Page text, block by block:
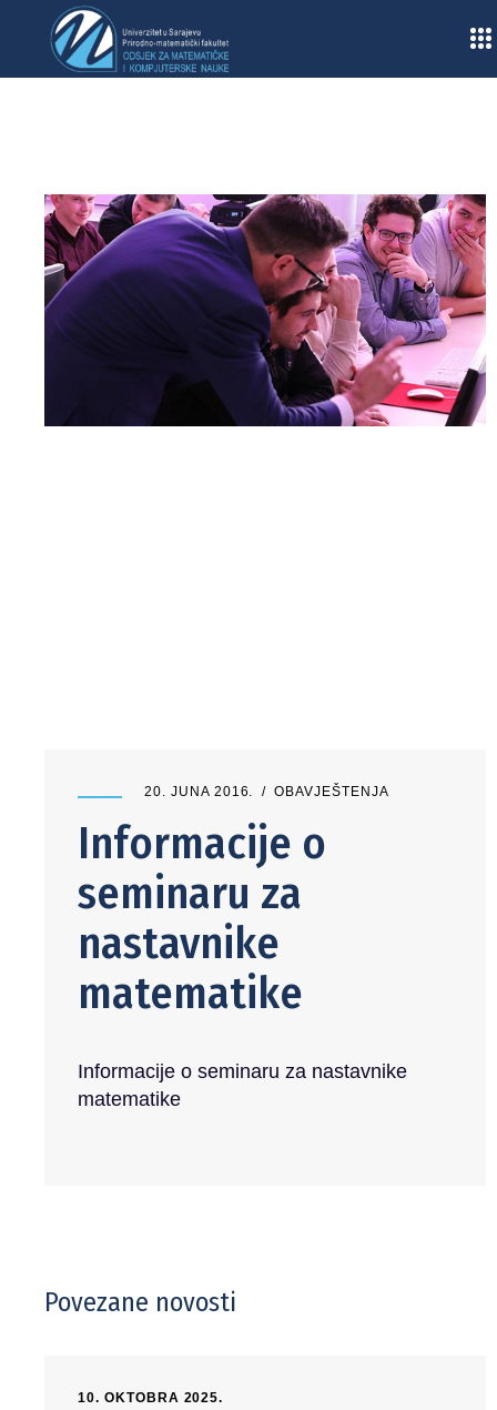
20. JUNA 2016. OBAVJEŠTENJA
Informacije o
seminaru za
nastavnike
matematike
Informacije o seminaru za nastavnike
matematike
Povezane novosti
10. OKTOBRA 2025.